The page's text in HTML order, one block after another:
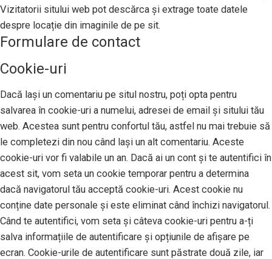
Vizitatorii sitului web pot descărca și extrage toate datele
despre locație din imaginile de pe sit.
Formulare de contact
Cookie-uri
Dacă lași un comentariu pe situl nostru, poți opta pentru
salvarea în cookie-uri a numelui, adresei de email și sitului tău
web. Acestea sunt pentru confortul tău, astfel nu mai trebuie să
le completezi din nou când lași un alt comentariu. Aceste
cookie-uri vor fi valabile un an. Dacă ai un cont și te autentifici în
acest sit, vom seta un cookie temporar pentru a determina
dacă navigatorul tău acceptă cookie-uri. Acest cookie nu
conține date personale și este eliminat când închizi navigatorul.
Când te autentifici, vom seta și câteva cookie-uri pentru a-ți
salva informațiile de autentificare și opțiunile de afișare pe
ecran. Cookie-urile de autentificare sunt păstrate două zile, iar